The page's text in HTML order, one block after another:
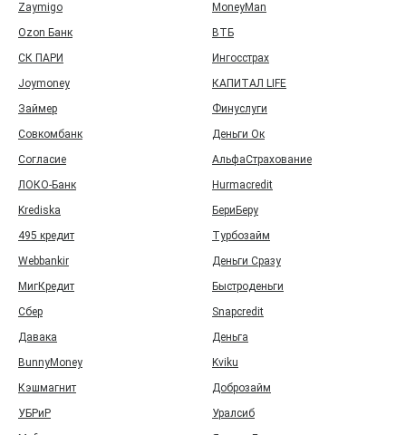
Zaymigo
MoneyMan
Ozon Банк
ВТБ
СК ПАРИ
Ингосстрах
Joymoney
КАПИТАЛ LIFE
Займер
Финуслуги
Совкомбанк
Деньги Ок
Согласие
АльфаСтрахование
ЛОКО-Банк
Hurmacredit
Krediska
БериБеру
495 кредит
Турбозайм
Webbankir
Деньги Сразу
МигКредит
Быстроденьги
Сбер
Snapcredit
Давака
Деньга
BunnyMoney
Kviku
Кэшмагнит
Доброзайм
УБРиР
Уралсиб